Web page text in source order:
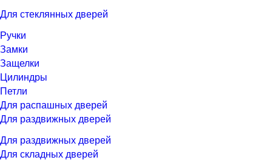
Для стеклянных дверей
Ручки
Замки
Защелки
Цилиндры
Петли
Для распашных дверей
Для раздвижных дверей
Для раздвижных дверей
Для складных дверей